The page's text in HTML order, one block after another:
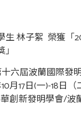
生 林子絮 榮獲「
六屆波蘭國際發
月17日(一)-18日（
創新發明學會/波